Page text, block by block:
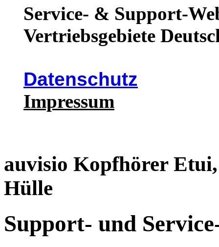
Service- & Support-
Vertriebsgebiete
Datenschutz
Impressum
auvisio Kopfhörer
Hülle
Support- und